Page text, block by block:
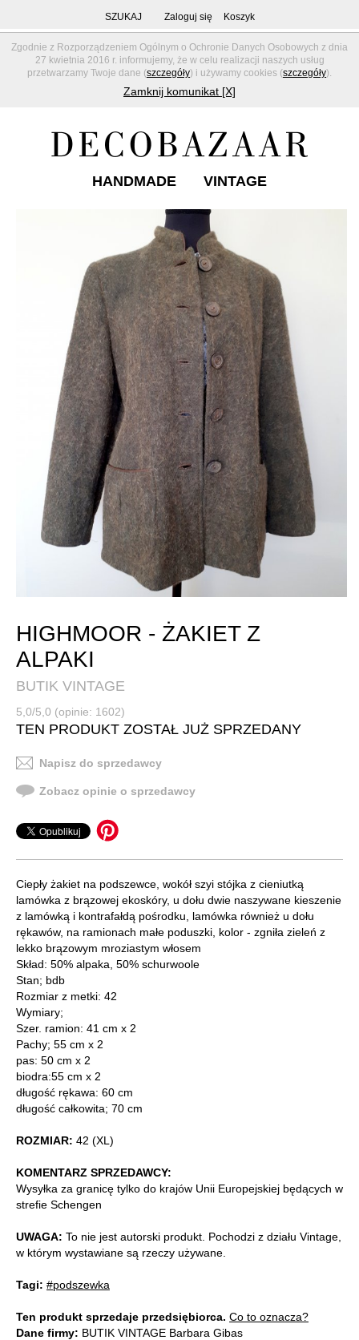
Zgodnie z Rozporządzeniem Ogólnym o Ochronie Danych Osobowych z dnia
27 kwietnia 2016 r. informujemy, że w celu realizacji naszych usług
przetwarzamy Twoje dane (szczegóły) i używamy cookies (szczegóły).
Zamknij komunikat [X]
SZUKAJ Zaloguj się Koszyk
HANDMADE VINTAGE
HIGHMOOR - ŻAKIET Z
ALPAKI
BUTIK VINTAGE
5,0/5,0 (opinie: 1602)
TEN PRODUKT ZOSTAŁ JUŻ SPRZEDANY
Napisz do sprzedawcy
Zobacz opinie o sprzedawcy
Ciepły żakiet na podszewce, wokół szyi stójka z cieniutką
lamówka z brązowej ekoskóry, u dołu dwie naszywane kieszenie
z lamówką i kontrafałdą pośrodku, lamówka również u dołu
rękawów, na ramionach małe poduszki, kolor - zgniła zieleń z
lekko brązowym mroziastym włosem
Skład: 50% alpaka, 50% schurwoole
Stan; bdb
Rozmiar z metki: 42
Wymiary;
Szer. ramion: 41 cm x 2
Pachy; 55 cm x 2
pas: 50 cm x 2
biodra:55 cm x 2
długość rękawa: 60 cm
długość całkowita; 70 cm
ROZMIAR: 42 (XL)
KOMENTARZ SPRZEDAWCY:
Wysyłka za granicę tylko do krajów Unii Europejskiej będących w
strefie Schengen
UWAGA: To nie jest autorski produkt. Pochodzi z działu Vintage,
w którym wystawiane są rzeczy używane.
Tagi: #podszewka
Ten produkt sprzedaje przedsiębiorca. Co to oznacza?
Dane firmy: BUTIK VINTAGE Barbara Gibas